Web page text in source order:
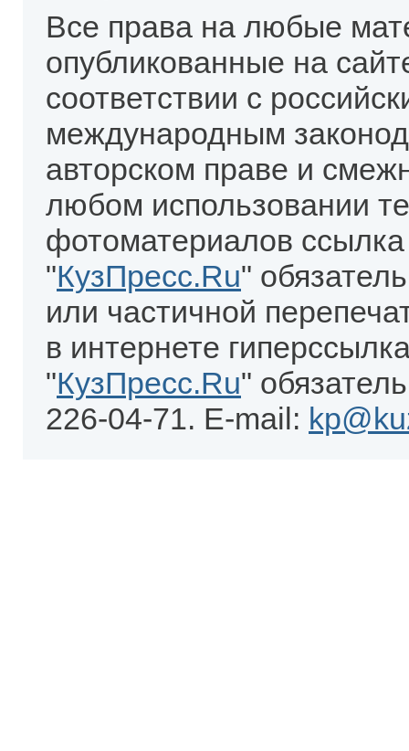
Все права на любые
опубликованные на
соответствии с
международным
авторском праве и
любом использовании
фотоматериалов
"КузПресс.Ru"
или частичной
в интернете
"КузПресс.Ru"
226-04-71. E-mail: